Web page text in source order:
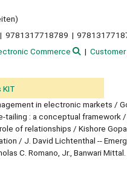
9781317718789
Commerce
KIT
in electronic markets /
: a conceptual framework
of relationships / Kishore
/ J. David Lichtenthal --
C. Romano, Jr., Banwari Mittal.